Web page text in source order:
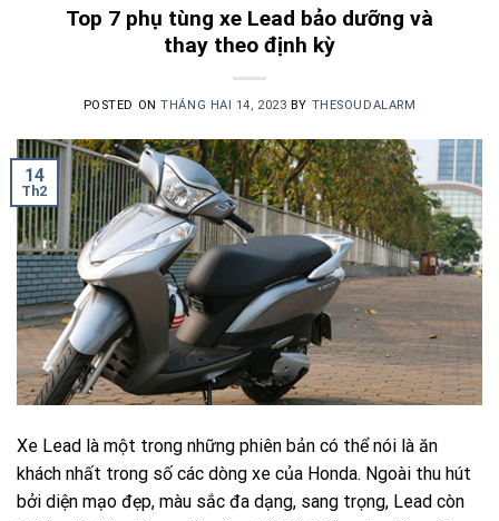
Top 7 phụ tùng xe Lead bảo dưỡng và
thay theo định kỳ
POSTED ONTHÁNG HAI 14, 2023 BY THESOUDALARM
14
Th2
Xe Lead là một trong những phiên bản có thể nói là ăn
khách nhất trong số các dòng xe của Honda. Ngoài thu hút
bởi diện mạo đẹp, màu sắc đa dạng, sang trọng, Lead còn